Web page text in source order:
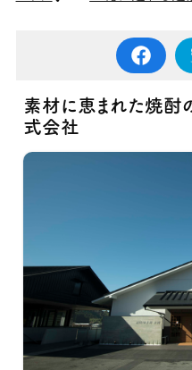
素材に恵まれた焼酎
式会社